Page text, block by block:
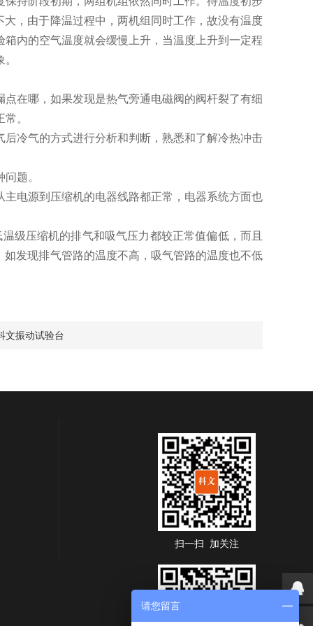
，由于降温过程中，两机组同时工作，故没有温度
内的空气温度就会缓慢上升，当温度上升到一定程
在哪，如果发现是热气旁通电磁阀的阀杆裂了有细
常。
冷气的方式进行分析和判断，熟悉和了解冷热冲击
题。
电源到压缩机的电器线路都正常，电器系统方面也
压缩机的排气和吸气压力都较正常值偏低，而且
发现排气管路的温度不高，吸气管路的温度也不低
文振动试验台
扫一扫 加关注
请您留言